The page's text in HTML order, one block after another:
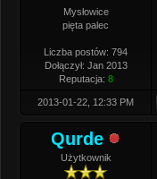
Mysłowice
pięta palec
Liczba postów: 794
Dołączył: Jan 2013
Reputacja: 8
2013-01-22, 12:33 PM
Qurde
Użytkownik